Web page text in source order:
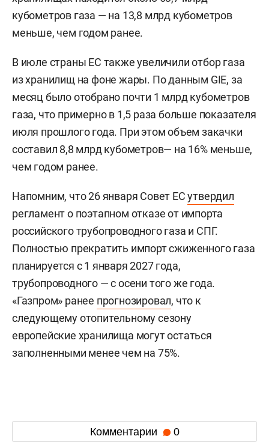
кубометров газа — на 13,8 млрд кубометров
меньше, чем годом ранее.
В июле страны ЕС также увеличили отбор газа
из хранилищ на фоне жары. По данным GIE, за
месяц было отобрано почти 1 млрд кубометров
газа, что примерно в 1,5 раза больше показателя
июля прошлого года. При этом объем закачки
составил 8,8 млрд кубометров— на 16% меньше,
чем годом ранее.
Напомним, что 26 января Совет ЕСутвердил
регламент о поэтапном отказе от импорта
российского трубопроводного газа и СПГ.
Полностью прекратить импорт сжиженного газа
планируется с 1 января 2027 года,
трубопроводного — с осени того же года.
«Газпром» ранее прогнозировал, что к
следующему отопительному сезону
европейские хранилища могут остаться
заполненными менее чем на 75%.
Комментарии 0